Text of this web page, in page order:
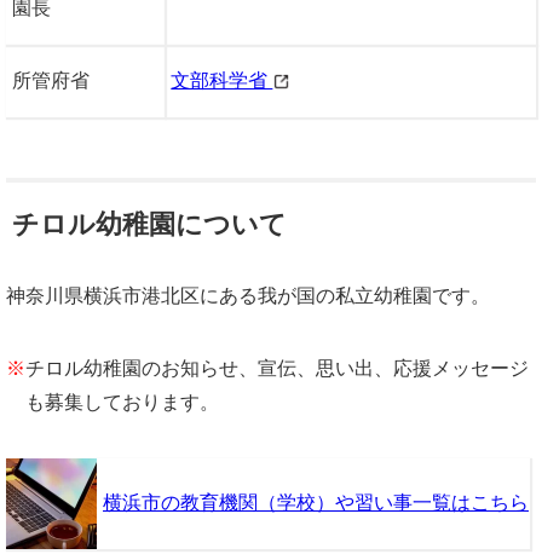
園長
所管府省 文部科学省
チロル幼稚園について
神奈川県横浜市港北区にある我が国の私立幼稚園です。
※チロル幼稚園のお知らせ、宣伝、思い出、応援メッセージ
も募集しております。
横浜市の教育機関（学校）や習い事一覧はこちら